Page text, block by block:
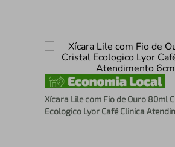
Xícara Lile com Fio de Ouro 80ml
Ecologico Lyor Café Clinica